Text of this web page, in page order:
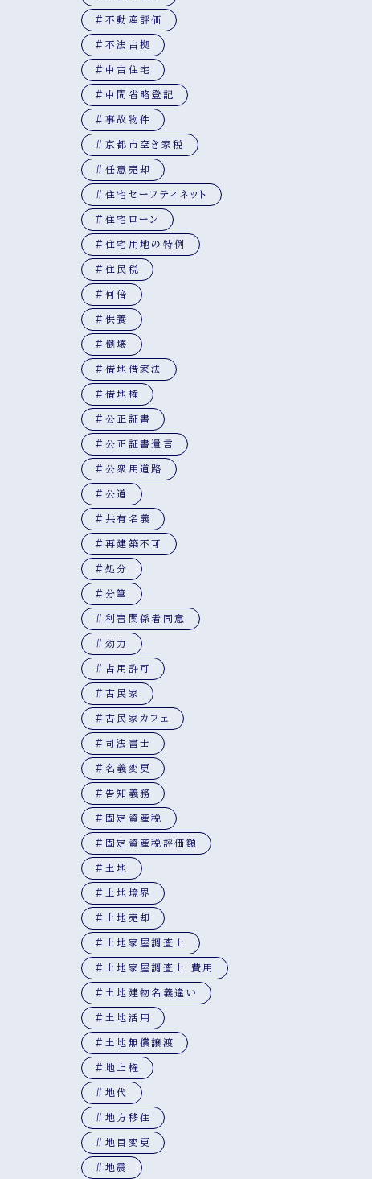
#不動産評価
#不法占拠
#中古住宅
#中間省略登記
#事故物件
#京都市空き家税
#任意売却
#住宅セーフティネット
#住宅ローン
#住宅用地の特例
#住民税
#何倍
#供養
#倒壊
#借地借家法
#借地権
#公正証書
#公正証書遺言
#公衆用道路
#公道
#共有名義
#再建築不可
#処分
#分筆
#利害関係者同意
#効力
#占用許可
#古民家
#古民家カフェ
#司法書士
#名義変更
#告知義務
#固定資産税
#固定資産税評価額
#土地
#土地境界
#土地売却
#土地家屋調査士
#土地家屋調査士 費用
#土地建物名義違い
#土地活用
#土地無償譲渡
#地上権
#地代
#地方移住
#地目変更
#地震